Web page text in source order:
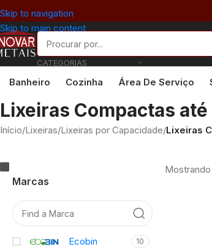
Skip to navigation
Skip to main content
CATEGORIAS
Banheiro Cozinha Área De Serviço
Lixeiras Compactas até
Início/Lixeiras/Lixeiras por Capacidade/Lixeiras
Marcas
Ecobin 10